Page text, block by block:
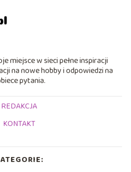
miejsce w sieci pełne inspiracji
na nowe hobby i odpowiedzi na
pytania.
REDAKCJA
KONTAKT